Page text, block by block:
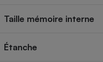
Taille mémoire interne
Étanche